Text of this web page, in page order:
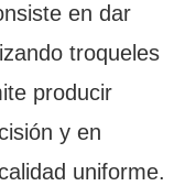
en dar
troqueles
producir
y en
uniforme.